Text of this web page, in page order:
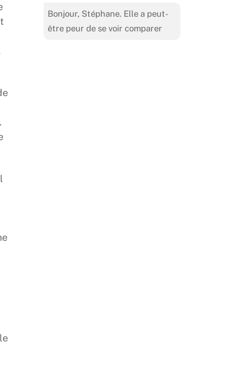
Bonjour, Stéphane. Elle a peut-
être peur de se voir comparer